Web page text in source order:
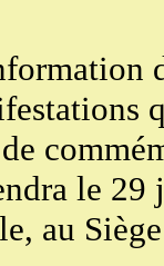
le
au